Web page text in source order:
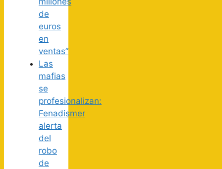
de
euros
en
ventas”
Las
mafias
se
profesionalizan:
Fenadismer
alerta
del
robo
de